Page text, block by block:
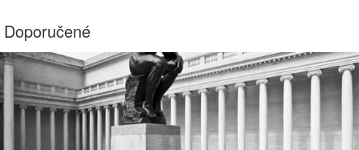
Doporučené